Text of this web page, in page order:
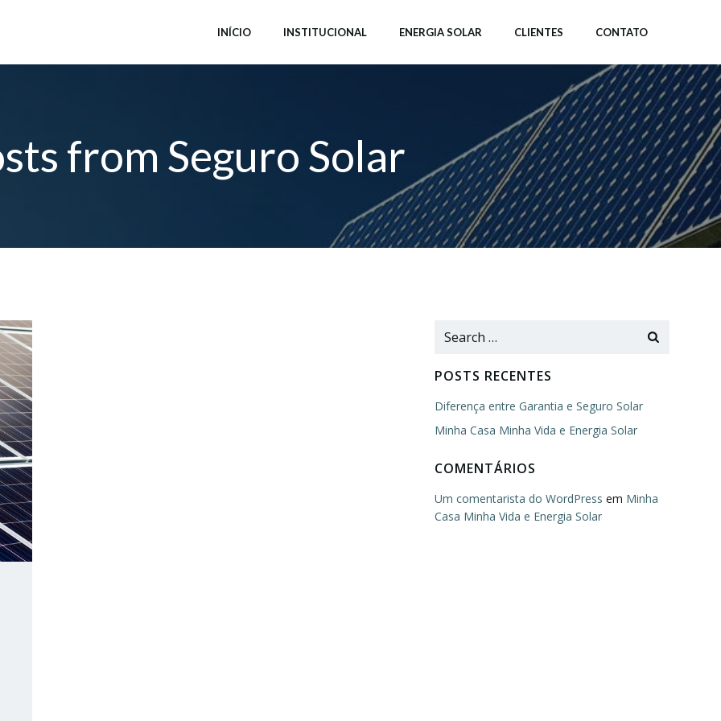
INÍCIO INSTITUCIONAL ENERGIA SOLAR CLIENTES CONTATO
from Seguro Solar
Search
POSTS RECENTES
Diferença entre Garantia e Seguro Solar
Minha Casa Minha Vida e Energia Solar
COMENTÁRIOS
Um comentarista do WordPress em Minha
Casa Minha Vida e Energia Solar